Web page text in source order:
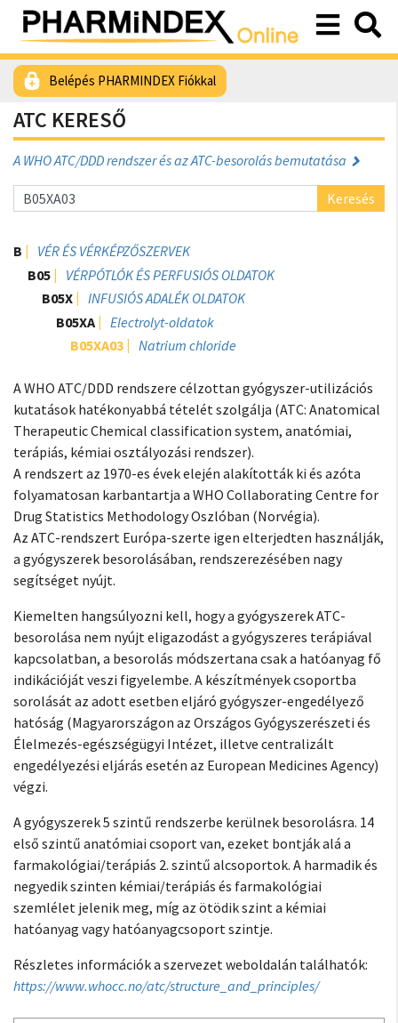
Belépés PHARMINDEX Fiókkal
ATC KERESŐ
A WHO ATC/DDD rendszer és az ATC-besorolás bemutatása
Keresés
B
VÉR ÉS VÉRKÉPZŐSZERVEK
B05
VÉRPÓTLÓK ÉS PERFUSIÓS OLDATOK
B05X
INFUSIÓS ADALÉK OLDATOK
B05XA
Electrolyt-oldatok
B05XA03
Natrium chloride
A WHO ATC/DDD rendszere célzottan gyógyszer-utilizációs
kutatások hatékonyabbá tételét szolgálja (ATC: Anatomical
Therapeutic Chemical classification system, anatómiai,
terápiás, kémiai osztályozási rendszer).
A rendszert az 1970-es évek elején alakították ki és azóta
folyamatosan karbantartja a WHO Collaborating Centre for
Drug Statistics Methodology Oszlóban (Norvégia).
Az ATC-rendszert Európa-szerte igen elterjedten használják,
a gyógyszerek besorolásában, rendszerezésében nagy
segítséget nyújt.
Kiemelten hangsúlyozni kell, hogy a gyógyszerek ATC-
besorolása nem nyújt eligazodást a gyógyszeres terápiával
kapcsolatban, a besorolás módszertana csak a hatóanyag fő
indikációját veszi figyelembe. A készítmények csoportba
sorolását az adott esetben eljáró gyógyszer-engedélyező
hatóság (Magyarországon az Országos Gyógyszerészeti és
Élelmezés-egészségügyi Intézet, illetve centralizált
engedélyezési eljárás esetén az European Medicines Agency)
végzi.
A gyógyszerek 5 szintű rendszerbe kerülnek besorolásra. 14
első szintű anatómiai csoport van, ezeket bontják alá a
farmakológiai/terápiás 2. szintű alcsoportok. A harmadik és
negyedik szinten kémiai/terápiás és farmakológiai
szemlélet jelenik meg, míg az ötödik szint a kémiai
hatóanyag vagy hatóanyagcsoport szintje.
Részletes információk a szervezet weboldalán találhatók:
https://www.whocc.no/atc/structure_and_principles/